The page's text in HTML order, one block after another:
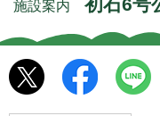
施設案内 初石6号